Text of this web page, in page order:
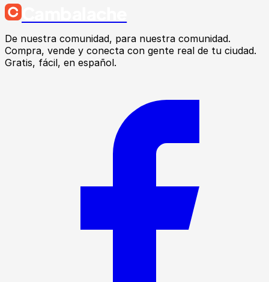
De nuestra comunidad, para nuestra comunidad.
Compra, vende y conecta con gente real de tu ciudad.
Gratis, fácil, en español.